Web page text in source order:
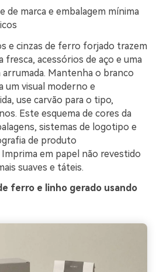
de marca e embalagem mínima
e cinzas de ferro forjado trazem
fresca, acessórios de aço e uma
Mantenha o branco
um visual moderno e
use carvão para o tipo,
Este esquema de cores da
sistemas de logotipo e
de produto
em papel não revestido
suaves e táteis.
ferro e linho gerado usando